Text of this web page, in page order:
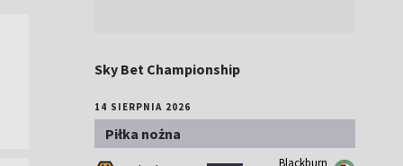
Sky Bet Championship
14 SIERPNIA 2026
Piłka nożna
Blackburn